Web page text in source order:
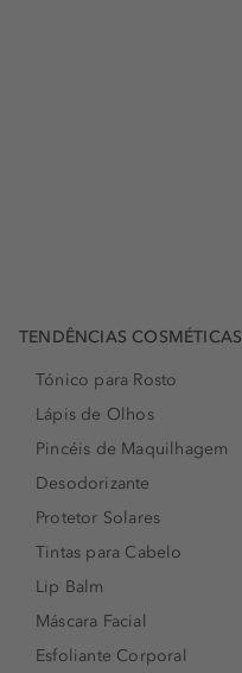
TENDÊNCIAS COSMÉTICAS
Tónico para Rosto
Lápis de Olhos
Pincéis de Maquilhagem
Desodorizante
Protetor Solares
Tintas para Cabelo
Lip Balm
Máscara Facial
Esfoliante Corporal